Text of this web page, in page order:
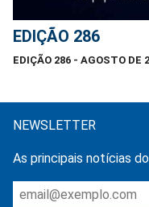
EDIÇÃO 286
EDIÇÃO 286 - AGOSTO DE
NEWSLETTER
As principais notícias